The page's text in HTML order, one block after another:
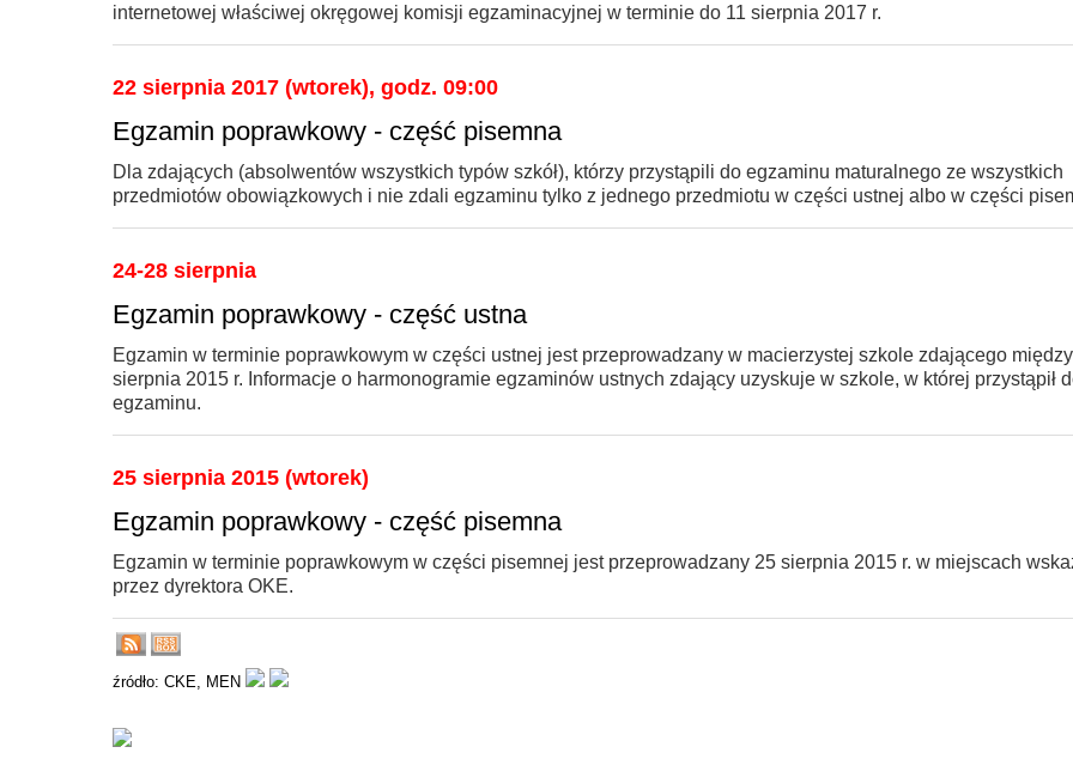
internetowej właściwej okręgowej komisji egzaminacyjnej w terminie do 11 sierpnia 2017 r.
22 sierpnia 2017 (wtorek), godz. 09:00
Egzamin poprawkowy - część pisemna
Dla zdających (absolwentów wszystkich typów szkół), którzy przystąpili do egzaminu maturalnego ze wszystkich
przedmiotów obowiązkowych i nie zdali egzaminu tylko z jednego przedmiotu w części ustnej albo w części
24-28 sierpnia
Egzamin poprawkowy - część ustna
Egzamin w terminie poprawkowym w części ustnej jest przeprowadzany w macierzystej szkole zdającego
sierpnia 2015 r. Informacje o harmonogramie egzaminów ustnych zdający uzyskuje w szkole, w której przystąpił
egzaminu.
25 sierpnia 2015 (wtorek)
Egzamin poprawkowy - część pisemna
Egzamin w terminie poprawkowym w części pisemnej jest przeprowadzany 25 sierpnia 2015 r. w miejscach
przez dyrektora OKE.
źródło: CKE, MEN